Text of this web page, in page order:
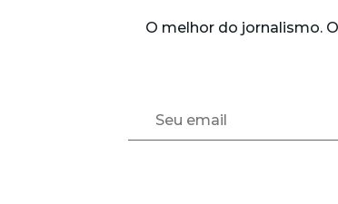
O melhor do jornalismo.